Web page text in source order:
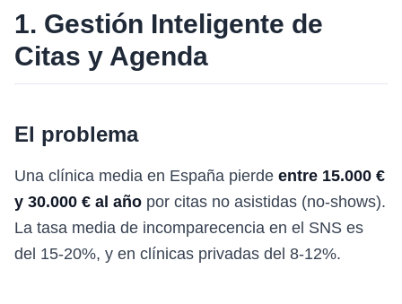
1. Gestión Inteligente de
Citas y Agenda
El problema
Una clínica media en España pierde entre 15.000 €
y 30.000 € al año por citas no asistidas (no-shows).
La tasa media de incomparecencia en el SNS es
del 15-20%, y en clínicas privadas del 8-12%.